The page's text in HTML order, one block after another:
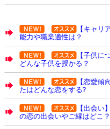
【キャリ
能力や職業適性は？
【子供に
どんな子供を授かる？
【恋愛傾
たはどんな恋をする?
【出会い
の恋の出会いやご縁はどこ？